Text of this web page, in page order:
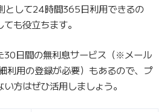
として24時間365日利用できるの
も役立ちます。
30日間の無利息サービス（※メール
利用の登録が必要）もあるので、プ
方はぜひ活用しましょう。